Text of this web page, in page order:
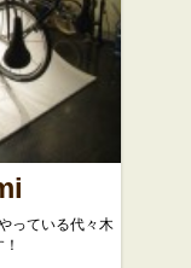
っている代々木